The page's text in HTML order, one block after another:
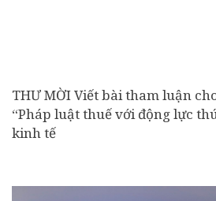
THƯ MỜI Viết bài tham luận
“Pháp luật thuế với động lực
kinh tế